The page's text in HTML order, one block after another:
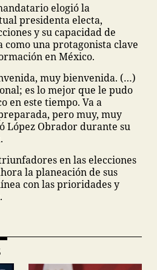
elogió la
presidenta electa,
y su capacidad de
como una protagonista clave
en México.
muy bienvenida. (…)
es lo mejor que le pudo
en este tiempo. Va a
pero muy, muy
López Obrador durante su
en las elecciones
la planeación de sus
con las prioridades y